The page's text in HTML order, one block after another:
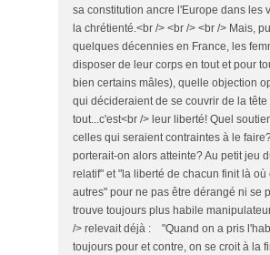
sa constitution ancre l'Europe dans les
la chrétienté.<br /> <br /> <br /> Mais,
quelques décennies en France, les
disposer de leur corps en tout et pour
bien certains mâles), quelle objection
qui décideraient de se couvrir de la
tout...c'est<br /> leur liberté! Quel
celles qui seraient contraintes à le
porterait-on alors atteinte? Au petit jeu
relatif" et "la liberté de chacun finit là
autres" pour ne pas être dérangé ni se
trouve toujours plus habile
/> relevait déjà : "Quand on a pris
toujours pour et contre, on se croit à la